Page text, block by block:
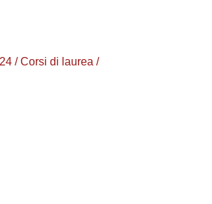
/ Corsi di laurea /